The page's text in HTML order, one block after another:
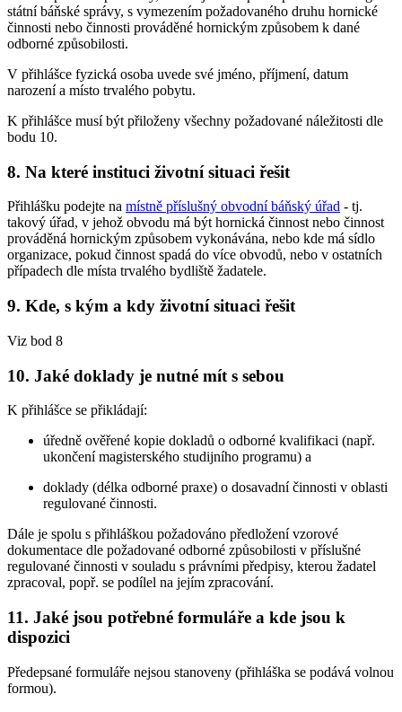
státní báňské správy, s vymezením požadovaného druhu hornické
činnosti nebo činnosti prováděné hornickým způsobem k dané
odborné způsobilosti.
V přihlášce fyzická osoba uvede své jméno, příjmení, datum
narození a místo trvalého pobytu.
K přihlášce musí být přiloženy všechny požadované náležitosti dle
bodu 10.
8. Na které instituci životní situaci řešit
Přihlášku podejte na místně příslušný obvodní báňský úřad - tj.
takový úřad, v jehož obvodu má být hornická činnost nebo činnost
prováděná hornickým způsobem vykonávána, nebo kde má sídlo
organizace, pokud činnost spadá do více obvodů, nebo v ostatních
případech dle místa trvalého bydliště žadatele.
9. Kde, s kým a kdy životní situaci řešit
Viz bod 8
10. Jaké doklady je nutné mít s sebou
K přihlášce se přikládají:
úředně ověřené kopie dokladů o odborné kvalifikaci (např.
ukončení magisterského studijního programu) a
doklady (délka odborné praxe) o dosavadní činnosti v oblasti
regulované činnosti.
Dále je spolu s přihláškou požadováno předložení vzorové
dokumentace dle požadované odborné způsobilosti v příslušné
regulované činnosti v souladu s právními předpisy, kterou žadatel
zpracoval, popř. se podílel na jejím zpracování.
11. Jaké jsou potřebné formuláře a kde jsou k
dispozici
Předepsané formuláře nejsou stanoveny (přihláška se podává volnou
formou).